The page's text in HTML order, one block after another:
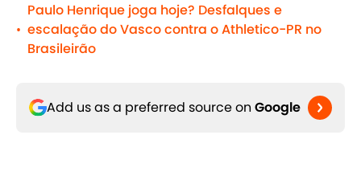
•
Paulo Henrique joga hoje? Desfalques e
escalação do Vasco contra o Athletico-PR no
Brasileirão
Add us as a preferred source on Google